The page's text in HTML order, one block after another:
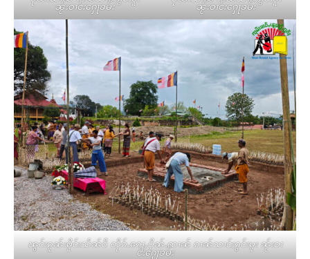
ၼႂ်းဝၢင်းႁေႃၶမ်း ၼႂ်းဝၢင်းႁေႃၶမ်း
ၽွင်းၵူၼ်းမိူင်းသႅၼ်ဝီ တိုၵ်ႉၵေႃႇပိုၼ်ႉထၢၼ် ၵၢၼ်သၢင်ႈၵွင်းမူး ၼႂ်းဝၢ
င်းႁေႃၶမ်း